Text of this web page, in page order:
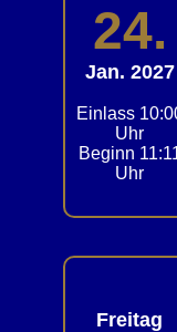
24.
Jan. 2027
Einlass
Uhr
Beginn
Uhr
Freitag